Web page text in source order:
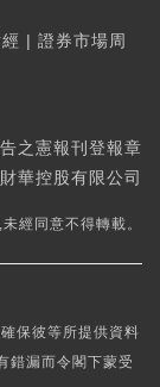
| 證券市場周
之憲報刊登報章
華控股有限公司
經同意不得轉載。
保彼等所提供資料
錯漏而令閣下蒙受